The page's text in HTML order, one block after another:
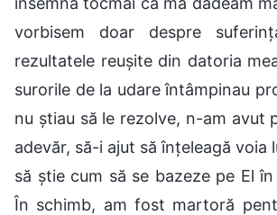
vorbisem doar despre
rezultatele reușite din datoria
surorile de la udare întâmpinau
nu știau să le rezolve, n-am avut
adevăr, să-i ajut să înțeleagă voia
să știe cum să se bazeze pe El
În schimb, am fost martoră